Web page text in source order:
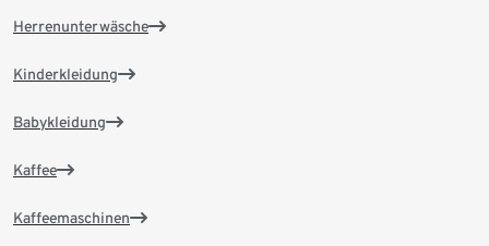
Herrenunterwäsche
Kinderkleidung
Babykleidung
Kaffee
Kaffeemaschinen